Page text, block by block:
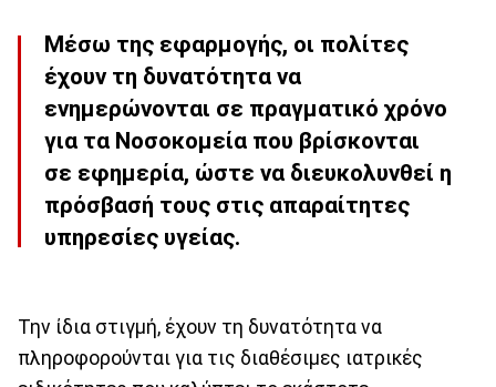
Μέσω της εφαρμογής, οι πολίτες
έχουν τη δυνατότητα να
ενημερώνονται σε πραγματικό χρόνο
για τα Νοσοκομεία που βρίσκονται
σε εφημερία, ώστε να διευκολυνθεί η
πρόσβασή τους στις απαραίτητες
υπηρεσίες υγείας.
Την ίδια στιγμή, έχουν τη δυνατότητα να
πληροφορούνται για τις διαθέσιμες ιατρικές